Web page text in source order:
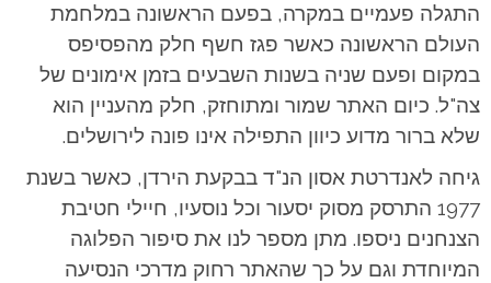
התגלה פעמיים במקרה, בפעם הראשונה במלחמת
העולם הראשונה כאשר פגז חשף חלק מהפסיפס
במקום ופעם שניה בשנות השבעים בזמן אימונים של
צה"ל. כיום האתר שמור ומתוחזק, חלק מהעניין הוא
שלא ברור מדוע כיוון התפילה אינו פונה לירושלים.
גיחה לאנדרטת אסון הנ"ד בבקעת הירדן, כאשר בשנת
1977 התרסק מסוק יסעור וכל נוסעיו, חיילי חטיבת
הצנחנים ניספו. מתן מספר לנו את סיפור הפלוגה
המיוחדת וגם על כך שהאתר רחוק מדרכי הנסיעה